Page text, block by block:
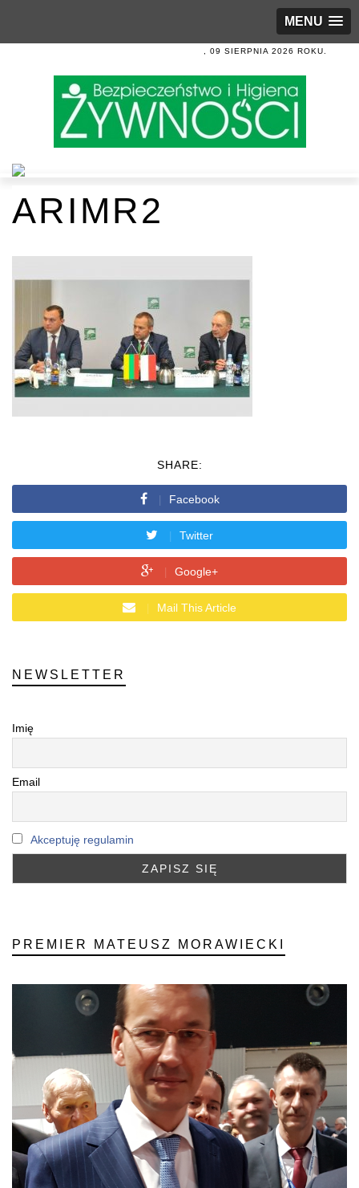
MENU
, 09 SIERPNIA 2026 ROKU.
ARIMR2
SHARE:
Facebook
Twitter
Google+
Mail This Article
NEWSLETTER
Imię
Email
Akceptuję regulamin
PREMIER MATEUSZ MORAWIECKI